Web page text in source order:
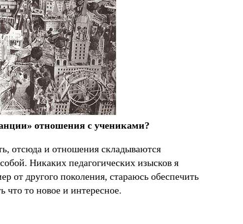
отношения с учениками?
отсюда и отношения складываются
Никаких педагогических изысков я
от другого поколения, стараюсь обеспечить
то новое и интересное.